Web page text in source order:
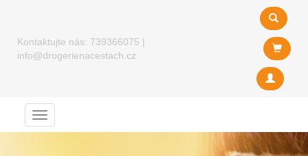
Kontaktujte nás: 739366075 |
info@drogerienacestach.cz
Menu